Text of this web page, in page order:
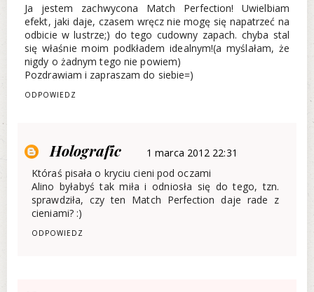
Ja jestem zachwycona Match Perfection! Uwielbiam
efekt, jaki daje, czasem wręcz nie mogę się napatrzeć na
odbicie w lustrze;) do tego cudowny zapach. chyba stal
się właśnie moim podkładem idealnym!(a myślałam, że
nigdy o żadnym tego nie powiem)
Pozdrawiam i zapraszam do siebie=)
ODPOWIEDZ
Holografic
1 marca 2012 22:31
Któraś pisała o kryciu cieni pod oczami
Alino byłabyś tak miła i odniosła się do tego, tzn.
sprawdziła, czy ten Match Perfection daje rade z
cieniami? :)
ODPOWIEDZ